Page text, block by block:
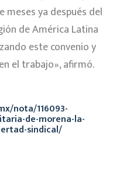
ya después del
de América Latina
este convenio y
el trabajo», afirmó.
nota/116093-
de-morena-la-
sindical/